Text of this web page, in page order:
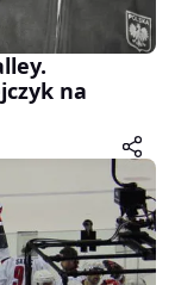
na